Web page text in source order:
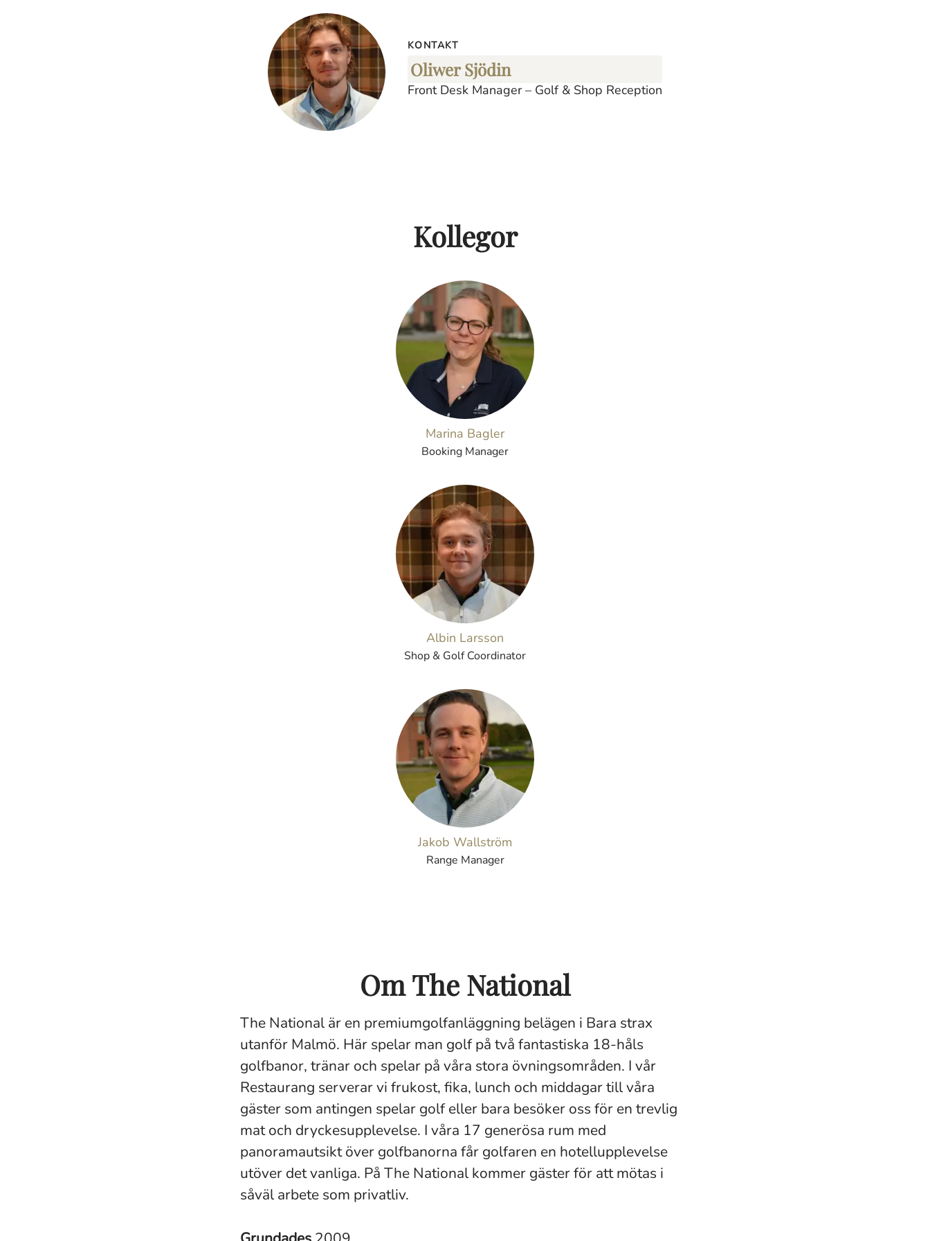
KONTAKT
Oliwer Sjödin
Front Desk Manager – Golf & Shop Reception
Kollegor
Marina Bagler
Booking Manager
Albin Larsson
Shop & Golf Coordinator
Jakob Wallström
Range Manager
Om The National
The National är en premiumgolfanläggning belägen i Bara strax
utanför Malmö. Här spelar man golf på två fantastiska 18-håls
golfbanor, tränar och spelar på våra stora övningsområden. I vår
Restaurang serverar vi frukost, fika, lunch och middagar till våra
gäster som antingen spelar golf eller bara besöker oss för en trevlig
mat och dryckesupplevelse. I våra 17 generösa rum med
panoramautsikt över golfbanorna får golfaren en hotellupplevelse
utöver det vanliga. På The National kommer gäster för att mötas i
såväl arbete som privatliv.